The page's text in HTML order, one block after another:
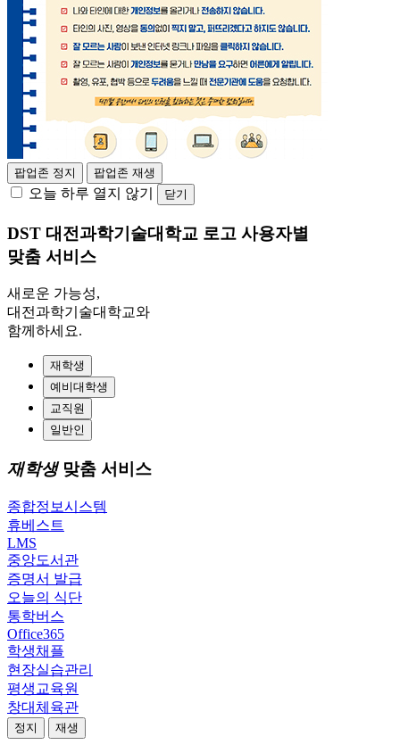
팝업존 정지 팝업존 재생
오늘 하루 열지 않기 닫기
DST 대전과학기술대학교 로고 사용자별
맞춤 서비스
새로운 가능성,
대전과학기술대학교와
함께하세요.
재학생
예비대학생
교직원
일반인
재학생맞춤 서비스
종합정보시스템
휴베스트
LMS
중앙도서관
증명서 발급
오늘의 식단
통학버스
Office365
학생채플
현장실습관리
평생교육원
창대체육관
정지 재생